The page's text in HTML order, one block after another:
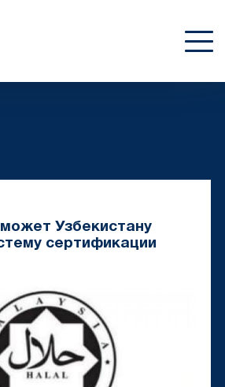
Узбекистану
сертификации